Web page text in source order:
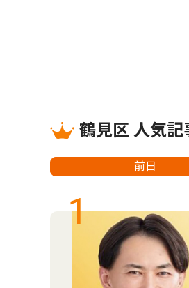
鶴見区 人気記
前日
1